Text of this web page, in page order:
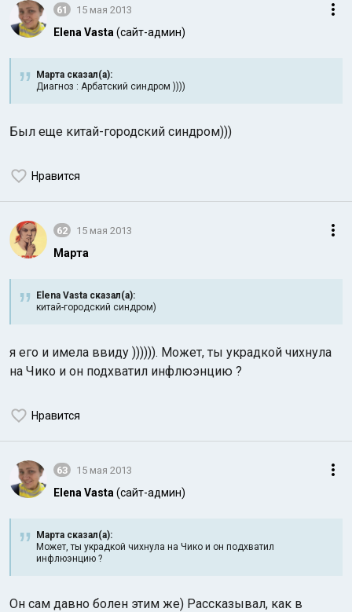
Аравийское море
Индийский океан
61 15 мая 2013
Elena Vasta (сайт-админ)
Марта сказал(а):
Диагноз : Арбатский синдром ))))
Был еще китай-городский синдром)))
Нравится
62 15 мая 2013
Марта
Elena Vasta сказал(а):
китай-городский синдром)
я его и имела ввиду )))))). Может, ты украдкой чихнула
на Чико и он подхватил инфлюэнцию ?
Нравится
63 15 мая 2013
Elena Vasta (сайт-админ)
Марта сказал(а):
Может, ты украдкой чихнула на Чико и он подхватил
инфлюэнцию ?
Он сам давно болен этим же) Рассказывал, как в